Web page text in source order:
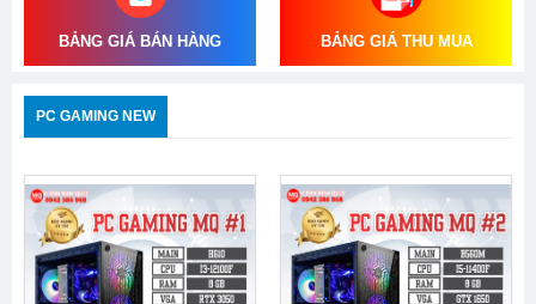
BẢNG GIÁ BÁN HÀNG BẢNG GIÁ THU MUA
PC GAMING NEW